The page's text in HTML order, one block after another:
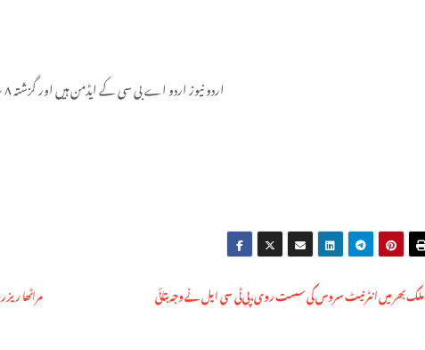
اردو نیوز اردو اے بی سی کے ایڈمن ہیں اور گزشتہ ۸ سال سے یہ فرائص سر انجام دے رہے ہیں۔
ملک بھر میں انٹرنیٹ سروس کی سست روی، پی ٹی سی ایل نے وجہ بتائی